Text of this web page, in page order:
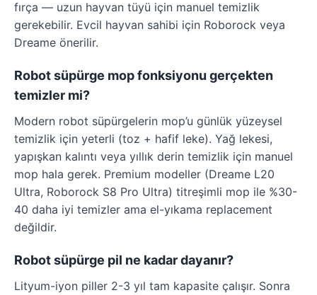
fırça — uzun hayvan tüyü için manuel temizlik
gerekebilir. Evcil hayvan sahibi için Roborock veya
Dreame önerilir.
Robot süpürge mop fonksiyonu gerçekten
temizler mi?
Modern robot süpürgelerin mop’u günlük yüzeysel
temizlik için yeterli (toz + hafif leke). Yağ lekesi,
yapışkan kalıntı veya yıllık derin temizlik için manuel
mop hala gerek. Premium modeller (Dreame L20
Ultra, Roborock S8 Pro Ultra) titreşimli mop ile %30-
40 daha iyi temizler ama el-yıkama replacement
değildir.
Robot süpürge pil ne kadar dayanır?
Lityum-iyon piller 2-3 yıl tam kapasite çalışır. Sonra